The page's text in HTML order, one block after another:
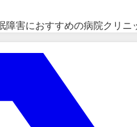
障害におすすめの病院クリニ